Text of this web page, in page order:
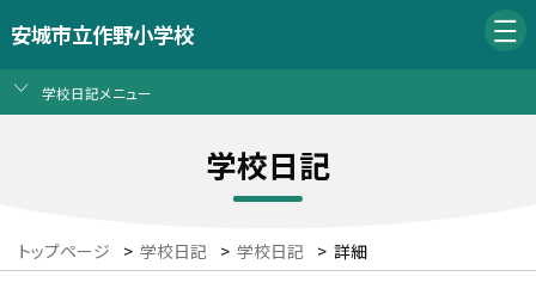
安城市立作野小学校
学校日記メニュー
学校日記
トップページ > 学校日記 > 学校日記 > 詳細